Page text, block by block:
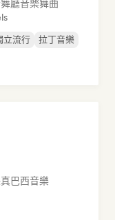
舞廳音樂舞曲
立流行
拉丁音樂
巴西音樂